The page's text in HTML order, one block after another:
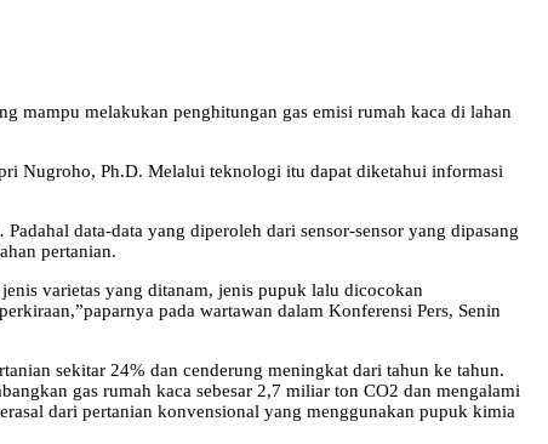
mampu melakukan penghitungan gas emisi rumah kaca di lahan
Nugroho, Ph.D. Melalui teknologi itu dapat diketahui informasi
Padahal data-data yang diperoleh dari sensor-sensor yang dipasang
pertanian.
varietas yang ditanam, jenis pupuk lalu dicocokan
pada wartawan dalam Konferensi Pers, Senin
sekitar 24% dan cenderung meningkat dari tahun ke tahun.
gas rumah kaca sebesar 2,7 miliar ton CO2 dan mengalami
dari pertanian konvensional yang menggunakan pupuk kimia